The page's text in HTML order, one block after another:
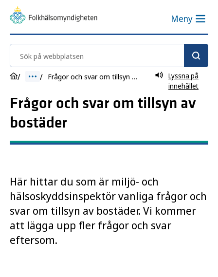
Meny
Sök på webbplatsen
Frågor och svar om tillsyn av bostäder
Lyssna på
innehållet
Frågor och svar om tillsyn av
bostäder
Här hittar du som är miljö- och
hälsoskyddsinspektör vanliga frågor och
svar om tillsyn av bostäder. Vi kommer
att lägga upp fler frågor och svar
eftersom.